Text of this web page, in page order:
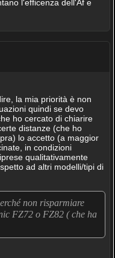
l'efficenza dell'Af e
la mia priorità è non
quindi se devo
ho cercato di chiarire
distanze (che ho
lo accetto (a maggior
in condizioni
qualitativamente
ad altri modelli/tipi di
non risparmiare
FZ72 o FZ82 ( che ha